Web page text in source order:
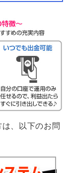
、以下のお問